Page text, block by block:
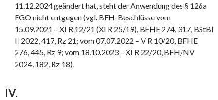
11.12.2024 geändert hat, steht der Anwendung des § 126a
FGO nicht entgegen (vgl. BFH-Beschlüsse vom
15.09.2021 – XI R 12/21 (XI R 25/19), BFHE 274, 317, BStBl
II 2022, 417, Rz 21; vom 07.07.2022 – V R 10/20, BFHE
276, 445, Rz 9; vom 18.10.2023 – XI R 22/20, BFH/NV
2024, 182, Rz 18).
IV.